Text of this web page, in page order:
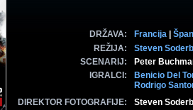
DRŽAVA: Francija
REŽIJA:
Steven
SCENARIJ:
Peter
IGRALCI:
Benicio Del
Rodrigo
DIREKTOR FOTOGRAFIJE:
Steven